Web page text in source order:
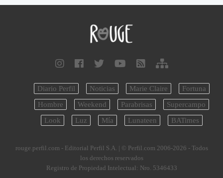
Diario Perfil Noticias Marie Claire
Fortuna
Hombre
Weekend Parabrisas
Supercampo
Look
Luz Mía Lunateen BATimes
rouge.perfil.com - Editorial Perfil S.A. | © Perfil.com 2006-2026 - Todos
los derechos reservados
Registro de Propiedad Intelectual: Nro. 5346433